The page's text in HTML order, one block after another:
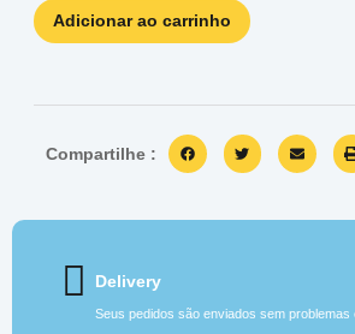
Adicionar ao carrinho
Compartilhe :
Delivery
Seus pedidos são enviados sem problemas